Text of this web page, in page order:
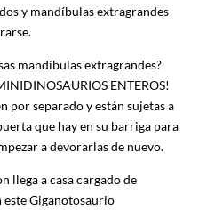
y mandíbulas extragrandes
mandíbulas extragrandes?
ENTEROS!
por separado y están sujetas a
que hay en su barriga para
a devorarlas de nuevo.
llega a casa cargado de
Giganotosaurio